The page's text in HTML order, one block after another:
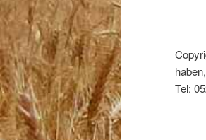
Tel: